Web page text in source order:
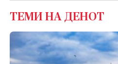
ТЕМИ НА ДЕНОТ